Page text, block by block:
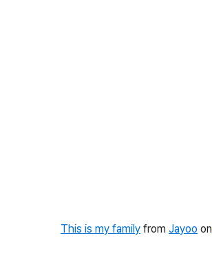
This is my family from Jayoo on